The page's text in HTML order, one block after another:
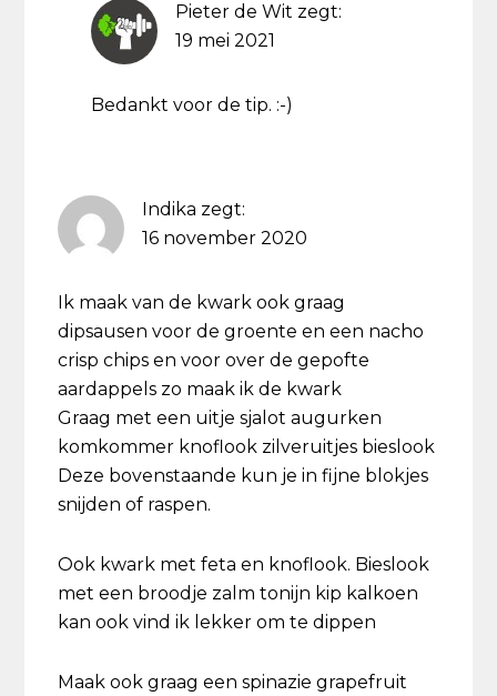
Pieter de Wit zegt:
19 mei 2021
Bedankt voor de tip. :-)
Indika zegt:
16 november 2020
Ik maak van de kwark ook graag
dipsausen voor de groente en een nacho
crisp chips en voor over de gepofte
aardappels zo maak ik de kwark
Graag met een uitje sjalot augurken
komkommer knoflook zilveruitjes bieslook
Deze bovenstaande kun je in fijne blokjes
snijden of raspen.
Ook kwark met feta en knoflook. Bieslook
met een broodje zalm tonijn kip kalkoen
kan ook vind ik lekker om te dippen
Maak ook graag een spinazie grapefruit